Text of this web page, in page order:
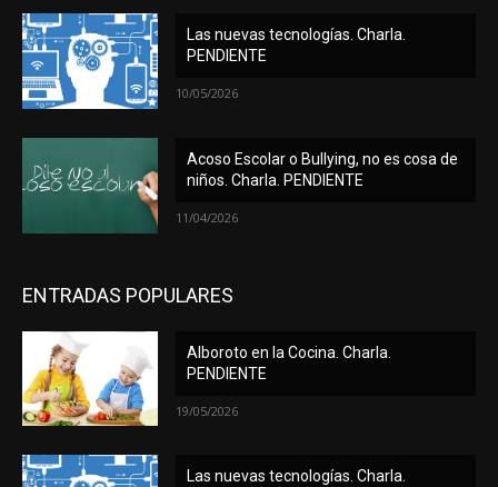
Las nuevas tecnologías. Charla.
PENDIENTE
10/05/2026
Acoso Escolar o Bullying, no es cosa de
niños. Charla. PENDIENTE
11/04/2026
ENTRADAS POPULARES
Alboroto en la Cocina. Charla.
PENDIENTE
19/05/2026
Las nuevas tecnologías. Charla.